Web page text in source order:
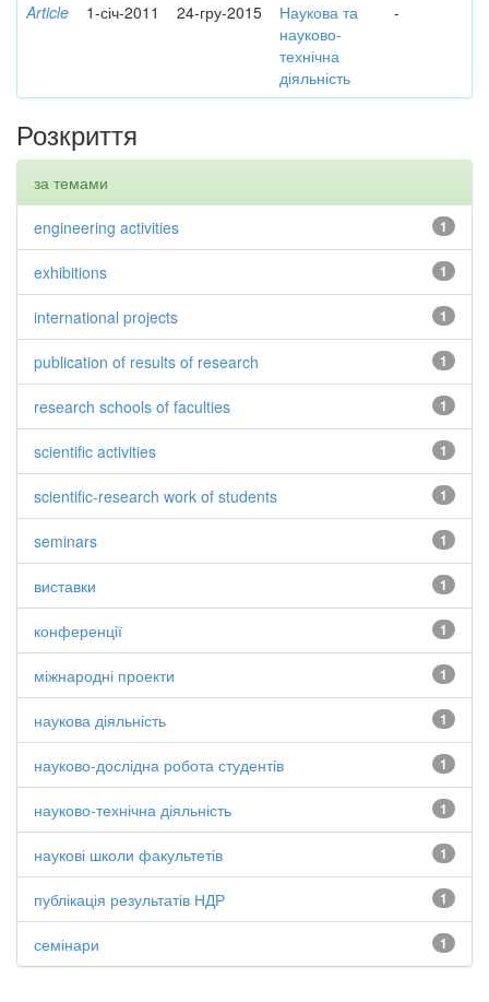
Article 1-січ-2011 24-гру-2015
Наукова та
науково-
технічна
діяльність
-
Розкриття
за темами
1
engineering activities
1
exhibitions
1
international projects
1
publication of results of research
1
research schools of faculties
1
scientific activities
1
scientific-research work of students
1
seminars
1
виставки
1
конференції
1
міжнародні проекти
1
наукова діяльність
1
науково-дослідна робота студентів
1
науково-технічна діяльність
1
наукові школи факультетів
1
публікація результатів НДР
1
семінари